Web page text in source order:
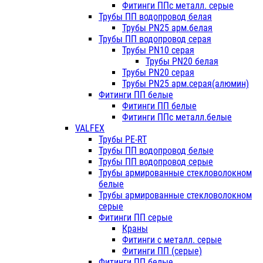
Фитинги ППс металл. серые
Трубы ПП водопровод белая
Трубы PN25 арм.белая
Трубы ПП водопровод серая
Трубы PN10 серая
Трубы PN20 белая
Трубы PN20 серая
Трубы PN25 арм.серая(алюмин)
Фитинги ПП белые
Фитинги ПП белые
Фитинги ППс металл.белые
VALFEX
Трубы PE-RT
Трубы ПП водопровод белые
Трубы ПП водопровод серые
Трубы армированные стекловолокном
белые
Трубы армированные стекловолокном
серые
Фитинги ПП серые
Краны
Фитинги с металл. серые
Фитинги ПП (серые)